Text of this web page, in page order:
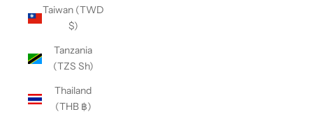
Taiwan (TWD
$)
Tanzania
(TZS Sh)
Thailand
(THB ฿)